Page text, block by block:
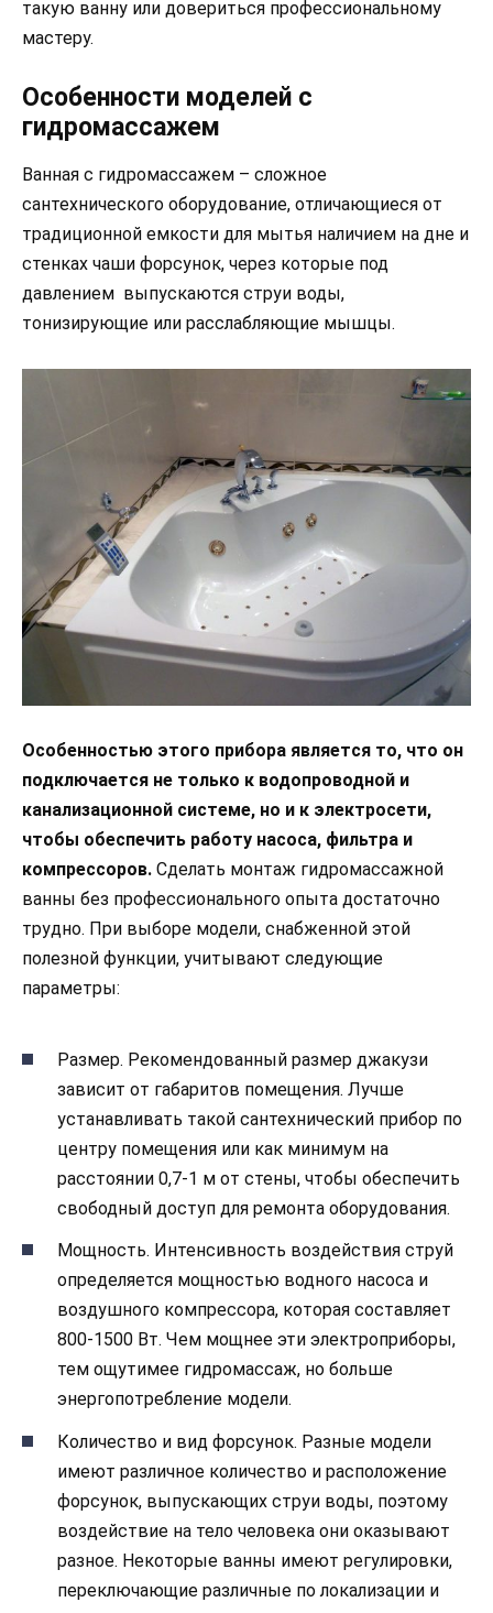
такую ванну или довериться профессиональному
мастеру.
Особенности моделей с
гидромассажем
Ванная с гидромассажем – сложное
сантехнического оборудование, отличающиеся от
традиционной емкости для мытья наличием на дне и
стенках чаши форсунок, через которые под
давлением выпускаются струи воды,
тонизирующие или расслабляющие мышцы.
Особенностью этого прибора является то, что он
подключается не только к водопроводной и
канализационной системе, но и к электросети,
чтобы обеспечить работу насоса, фильтра и
компрессоров. Сделать монтаж гидромассажной
ванны без профессионального опыта достаточно
трудно. При выборе модели, снабженной этой
полезной функции, учитывают следующие
параметры:
Размер. Рекомендованный размер джакузи
зависит от габаритов помещения. Лучше
устанавливать такой сантехнический прибор по
центру помещения или как минимум на
расстоянии 0,7-1 м от стены, чтобы обеспечить
свободный доступ для ремонта оборудования.
Мощность. Интенсивность воздействия струй
определяется мощностью водного насоса и
воздушного компрессора, которая составляет
800-1500 Вт. Чем мощнее эти электроприборы,
тем ощутимее гидромассаж, но больше
энергопотребление модели.
Количество и вид форсунок. Разные модели
имеют различное количество и расположение
форсунок, выпускающих струи воды, поэтому
воздействие на тело человека они оказывают
разное. Некоторые ванны имеют регулировки,
переключающие различные по локализации и